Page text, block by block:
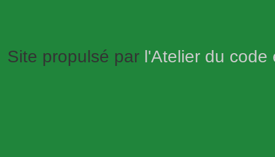
Site propulsé par l'Atelier du